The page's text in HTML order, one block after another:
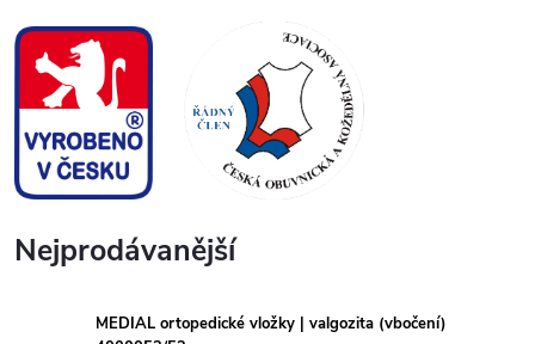
Nejprodávanější
MEDIAL ortopedické vložky | valgozita (vbočení)